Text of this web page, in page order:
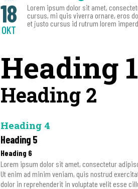
18
OKT
Lorem ipsum dolor sit amet,
cursus, mi quis viverra ornare, eros
et justo cursus id rutrum lorem
Heading 1
Heading 2
Heading 4
Heading 5
Heading 6
Lorem ipsum dolor sit amet, consectetur
Ut enim ad minim veniam, quis nostrud
dolor in reprehenderit in voluptate velit esse